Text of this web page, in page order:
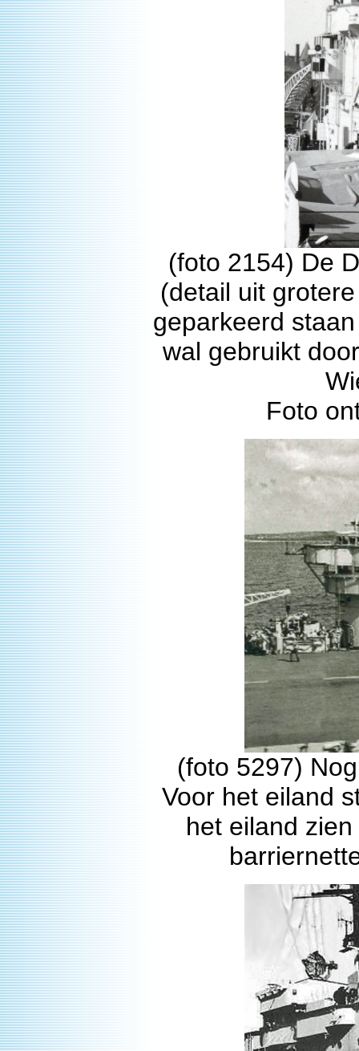
(foto 2154) De
(detail uit
geparkeerd
wal gebruikt
Foto
(foto 5297)
Voor het eiland
het eiland